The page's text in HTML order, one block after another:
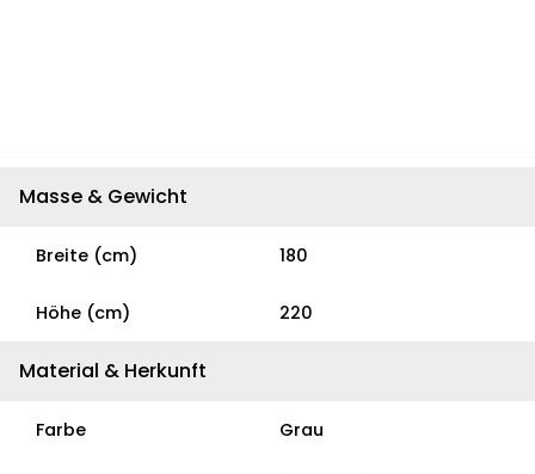
Masse & Gewicht
Breite (cm) 180
Höhe (cm) 220
Material & Herkunft
Farbe Grau